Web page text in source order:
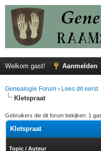
Welkom gast! Aanmelden
Genealogie Forum › Lees dit eerst
Kletspraat
Gebruikers die dit forum bekijken: 1
Kletspraat
Topic / Auteur